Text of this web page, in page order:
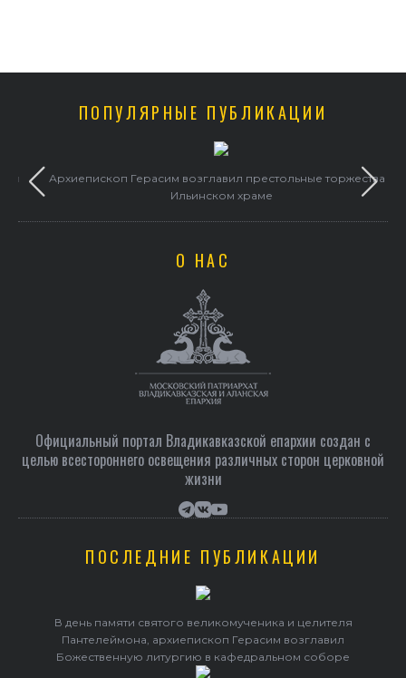
ПОПУЛЯРНЫЕ ПУБЛИКАЦИИ
Архиепископ Герасим возглавил престольные торжества в
Ильинском храме
О НАС
Официальный портал Владикавказской епархии создан c
целью всестороннего освещения различных сторон церковной
жизни
ПОСЛЕДНИЕ ПУБЛИКАЦИИ
В день памяти святого великомученика и целителя
Пантелеймона, архиепископ Герасим возглавил
Божественную литургию в кафедральном соборе